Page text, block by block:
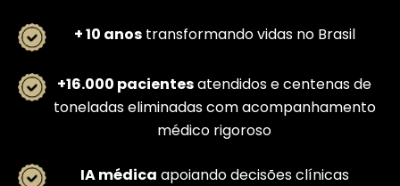
+ 10 anos transformando vidas no Brasil
+16.000 pacientesatendidos e centenas de
toneladas eliminadas com acompanhamento
médico rigoroso
IA médica apoiando decisões clínicas